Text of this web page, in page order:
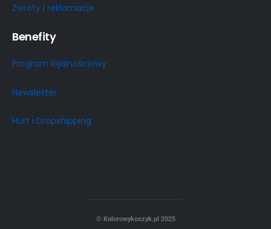
Zwroty i reklamacje
Benefity
Program lojalnościowy
Newsletter
Hurt i Dropshipping
© Kolorowykoszyk.pl 2025